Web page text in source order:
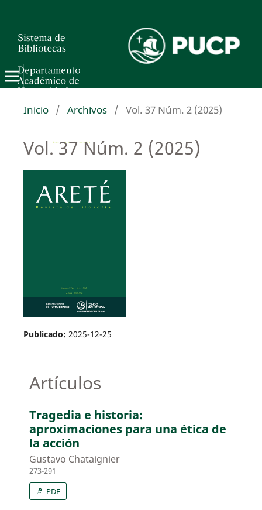
Inicio / Archivos / Vol. 37 Núm. 2 (2025)
Vol. 37 Núm. 2 (2025)
Publicado: 2025-12-25
Artículos
Tragedia e historia:
aproximaciones para una ética de
la acción
Gustavo Chataignier
273-291
PDF